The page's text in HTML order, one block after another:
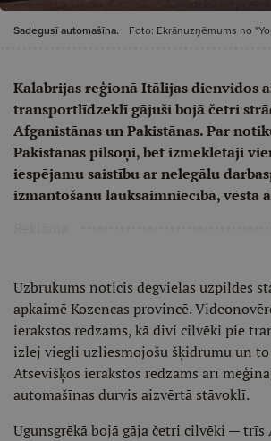
Sadegusī automašīna. Foto: Ekrānuzņēmums no
Kalabrijas reģionā Itālijas dienvidos
transportlīdzeklī gājuši bojā četri
Afganistānas un Pakistānas. Par
Pakistānas pilsoņi, bet izmeklētāji
iespējamu saistību ar nelegālu
izmantošanu lauksaimniecībā, vēsta
Uzbrukums noticis degvielas uzpildes
apkaimē Kozencas provincē.
ierakstos redzams, kā divi cilvēki pie
izlej viegli uzliesmojošu šķidrumu un
Atsevišķos ierakstos redzams arī
automašīnas durvis aizvērtā stāvoklī.
Ugunsgrēkā bojā gāja četri cilvēki — trīs